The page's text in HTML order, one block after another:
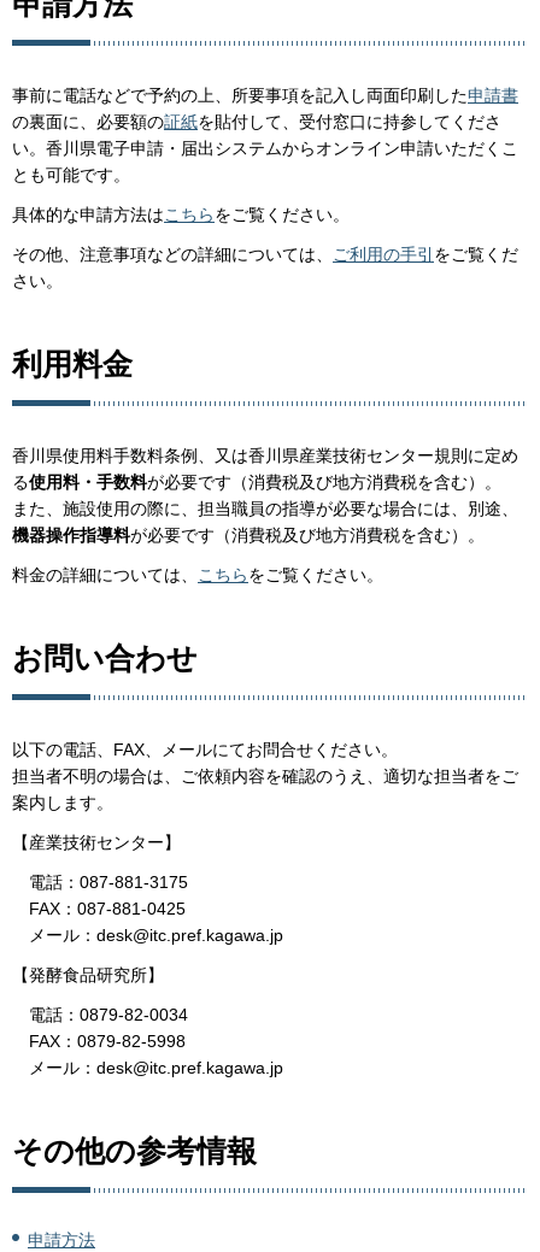
事前に電話などで予約の上、所要事項を記入し両面印刷した申請書
の裏面に、必要額の証紙を貼付して、受付窓口に持参してくださ
い。香川県電子申請・届出システムからオンライン申請いただくこ
とも可能です。
具体的な申請方法はこちらをご覧ください。
その他、注意事項などの詳細については、 ご利用の手引 をご覧くだ
さい。
利用料金
香川県使用料手数料条例、又は香川県産業技術センター規則に定め
る使用料・手数料が必要です（消費税及び地方消費税を含む）。
また、施設使用の際に、担当職員の指導が必要な場合には、別途、
機器操作指導料が必要です（消費税及び地方消費税を含む）。
料金の詳細については、 こちらをご覧ください。
お問い合わせ
以下の電話、FAX、メールにてお問合せください。
担当者不明の場合は、ご依頼内容を確認のうえ、適切な担当者をご
案内します。
【産業技術センター】
電話：087-881-3175
FAX：087-881-0425
メール：desk@itc.pref.kagawa.jp
【発酵食品研究所】
電話：0879-82-0034
FAX：0879-82-5998
メール：desk@itc.pref.kagawa.jp
その他の参考情報
申請方法